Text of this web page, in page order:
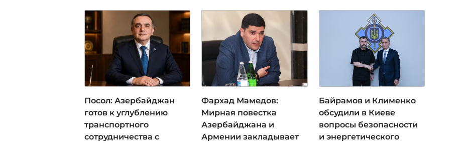
Посол: Азербайджан
готов к углублению
транспортного
сотрудничества с
Фархад Мамедов:
Мирная повестка
Азербайджана и
Армении закладывает
Байрамов и Клименко
обсудили в Киеве
вопросы безопасности
и энергетического